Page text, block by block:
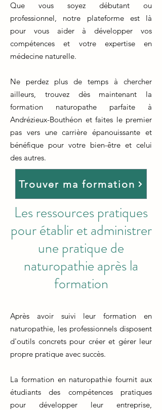
Que vous soyez débutant ou
professionnel, notre plateforme est là
pour vous aider à développer vos
compétences et votre expertise en
médecine naturelle.
Ne perdez plus de temps à chercher
ailleurs, trouvez dès maintenant la
formation naturopathe parfaite à
Andrézieux-Bouthéon et faites le premier
pas vers une carrière épanouissante et
bénéfique pour votre bien-être et celui
des autres.
Trouver ma formation
Les ressources pratiques
pour établir et administrer
une pratique de
naturopathie après la
formation
Après avoir suivi leur formation en
naturopathie, les professionnels disposent
d'outils concrets pour créer et gérer leur
propre pratique avec succès.
La formation en naturopathie fournit aux
étudiants des compétences pratiques
pour développer leur entreprise,